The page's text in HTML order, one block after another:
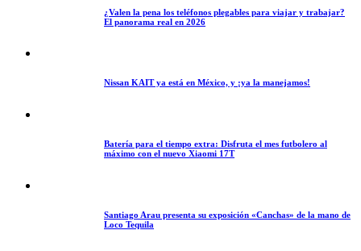
¿Valen la pena los teléfonos plegables para viajar y trabajar?
El panorama real en 2026
Nissan KAIT ya está en México, y ¡ya la manejamos!
Batería para el tiempo extra: Disfruta el mes futbolero al
máximo con el nuevo Xiaomi 17T
Santiago Arau presenta su exposición «Canchas» de la mano de
Loco Tequila